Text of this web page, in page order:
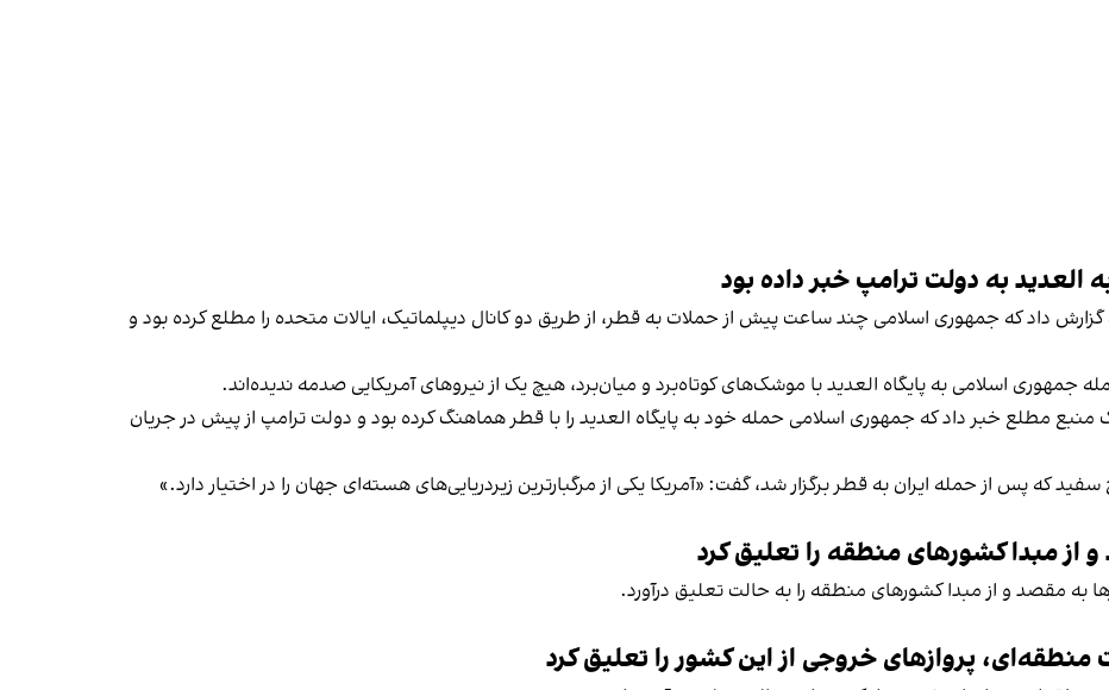
العدید به دولت ترامپ خبر داده بود
گزارش داد که جمهوری اسلامی چند ساعت پیش از حملات به قطر، از طریق دو کانال دیپلماتیک، ایالات متحده را مطلع کرده بود و
جمهوری اسلامی به پایگاه العدید با موشک‌های کوتاه‌برد و میان‌برد، هیچ یک از نیروهای آمریکایی صدمه ندیده‌اند.
منبع مطلع خبر داد که جمهوری اسلامی حمله خود به پایگاه العدید را با قطر هماهنگ کرده بود و دولت ترامپ از پیش در جریان
که پس از حمله ایران به قطر برگزار شد، گفت: «آمریکا یکی از مرگبارترین زیردریایی‌های هسته‌ای جهان را در اختیار دارد.»
مبدا کشورهای منطقه را تعلیق کرد
به مقصد و از مبدا کشورهای منطقه را به حالت تعلیق درآورد.
پروازهای خروجی از این کشور را تعلیق کرد